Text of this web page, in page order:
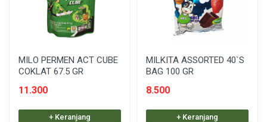
MILO PERMEN ACT CUBE
COKLAT 67.5 GR
11.300
+ Keranjang
MILKITA ASSORTED 40`S
BAG 100 GR
8.500
+ Keranjang